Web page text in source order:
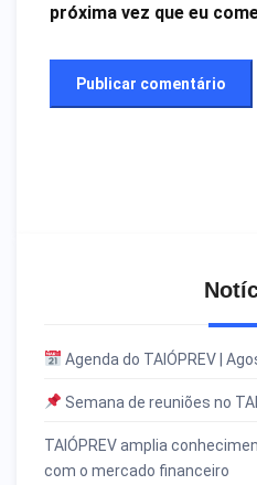
próxima vez que eu
Agenda do TAIÓPREV |
Semana de reuniões no
TAIÓPREV amplia
com o mercado financeiro